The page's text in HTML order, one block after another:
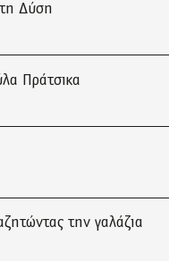
Δύση
Πράτσικα
την γαλάζια